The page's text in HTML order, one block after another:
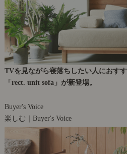
TVを見ながら寝落ちしたい人におす
「rect. unit sofa」が新登場。
Buyer's Voice
楽しむ｜Buyer's Voice